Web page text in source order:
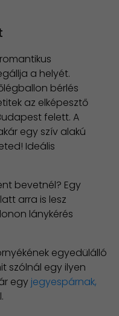
a helyét.
bérlés
az elképesztő
felett. A
egy szív alakú
Ideális
bevetnél? Egy
arra is lesz
lánykérés
egyedülálló
szólnál egy ilyen
egy jegyespárnak,